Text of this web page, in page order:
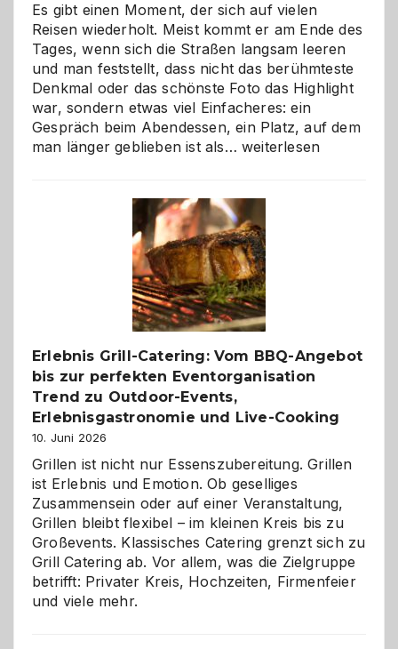
Es gibt einen Moment, der sich auf vielen
Reisen wiederholt. Meist kommt er am Ende des
Tages, wenn sich die Straßen langsam leeren
und man feststellt, dass nicht das berühmteste
Denkmal oder das schönste Foto das Highlight
war, sondern etwas viel Einfacheres: ein
Gespräch beim Abendessen, ein Platz, auf dem
man länger geblieben ist als… Als
–
die
Gelegenheit,
neue
Reiseziele
zu
entdecken
weiterlesen
Erlebnis Grill-Catering: Vom BBQ-Angebot
bis zur perfekten Eventorganisation
Trend zu Outdoor-Events,
Erlebnisgastronomie und Live-Cooking
10. Juni 2026
Grillen ist nicht nur Essenszubereitung. Grillen
ist Erlebnis und Emotion. Ob geselliges
Zusammensein oder auf einer Veranstaltung,
Grillen bleibt flexibel – im kleinen Kreis bis zu
Großevents. Klassisches Catering grenzt sich zu
Grill Catering ab. Vor allem, was die Zielgruppe
betrifft: Privater Kreis, Hochzeiten, Firmenfeier
und viele mehr.